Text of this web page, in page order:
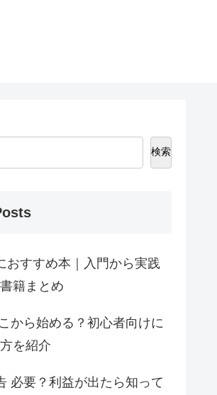
検索
おすすめ本｜入門から実践
籍まとめ
から始める？初心者向けに
を紹介
必要？利益が出たら知って